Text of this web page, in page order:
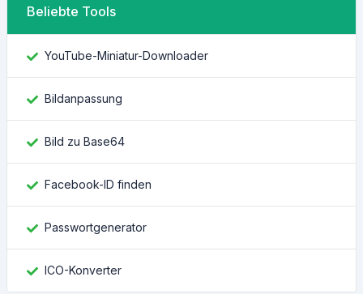
Beliebte Tools
YouTube-Miniatur-Downloader
Bildanpassung
Bild zu Base64
Facebook-ID finden
Passwortgenerator
ICO-Konverter